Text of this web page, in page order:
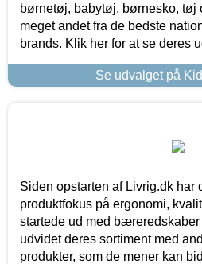
børnetøj, babytøj, børnesko, tøj
meget andet fra de bedste
brands. Klik her for at se deres
Se udvalget på
Siden opstarten af Livrig.dk har
produktfokus på ergonomi,
startede ud med bæreredskaber
udvidet deres sortiment med
produkter, som de mener kan